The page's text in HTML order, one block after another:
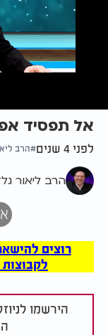
אל תפסיד
לפני 4 שנים הרב
הרב ליאור
א
רוצים
לקבוצות
הירשמו